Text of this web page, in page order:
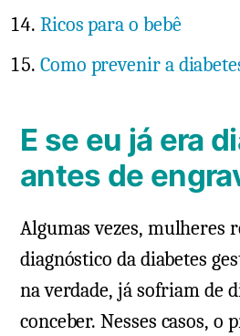
Ricos para o bebê
Como prevenir a
E se eu já era
antes de
Algumas vezes, mulheres
diagnóstico da diabetes
na verdade, já sofriam de
conceber. Nesses casos, o